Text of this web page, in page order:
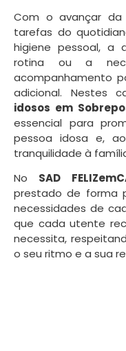
Com o avançar da
tarefas do
higiene pessoal, a
rotina ou a
acompanhamento
adicional. Nestes
idosos em
essencial para
pessoa idosa e,
tranquilidade à
No SAD
prestado de forma
necessidades de
que cada utente
necessita,
o seu ritmo e a sua